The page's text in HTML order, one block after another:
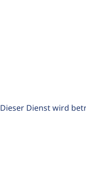
Dieser Dienst wird